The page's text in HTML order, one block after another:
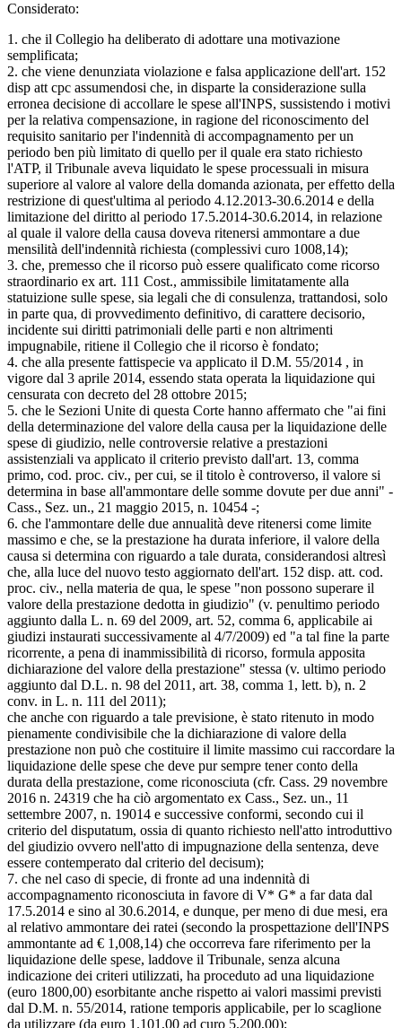
Considerato:
1. che il Collegio ha deliberato di adottare una motivazione
semplificata;
2. che viene denunziata violazione e falsa applicazione dell'art. 152
disp att cpc assumendosi che, in disparte la considerazione sulla
erronea decisione di accollare le spese all'INPS, sussistendo i motivi
per la relativa compensazione, in ragione del riconoscimento del
requisito sanitario per l'indennità di accompagnamento per un
periodo ben più limitato di quello per il quale era stato richiesto
l'ATP, il Tribunale aveva liquidato le spese processuali in misura
superiore al valore al valore della domanda azionata, per effetto della
restrizione di quest'ultima al periodo 4.12.2013-30.6.2014 e della
limitazione del diritto al periodo 17.5.2014-30.6.2014, in relazione
al quale il valore della causa doveva ritenersi ammontare a due
mensilità dell'indennità richiesta (complessivi curo 1008,14);
3. che, premesso che il ricorso può essere qualificato come ricorso
straordinario ex art. 111 Cost., ammissibile limitatamente alla
statuizione sulle spese, sia legali che di consulenza, trattandosi, solo
in parte qua, di provvedimento definitivo, di carattere decisorio,
incidente sui diritti patrimoniali delle parti e non altrimenti
impugnabile, ritiene il Collegio che il ricorso è fondato;
4. che alla presente fattispecie va applicato il D.M. 55/2014 , in
vigore dal 3 aprile 2014, essendo stata operata la liquidazione qui
censurata con decreto del 28 ottobre 2015;
5. che le Sezioni Unite di questa Corte hanno affermato che "ai fini
della determinazione del valore della causa per la liquidazione delle
spese di giudizio, nelle controversie relative a prestazioni
assistenziali va applicato il criterio previsto dall'art. 13, comma
primo, cod. proc. civ., per cui, se il titolo è controverso, il valore si
determina in base all'ammontare delle somme dovute per due anni" -
Cass., Sez. un., 21 maggio 2015, n. 10454 -;
6. che l'ammontare delle due annualità deve ritenersi come limite
massimo e che, se la prestazione ha durata inferiore, il valore della
causa si determina con riguardo a tale durata, considerandosi altresì
che, alla luce del nuovo testo aggiornato dell'art. 152 disp. att. cod.
proc. civ., nella materia de qua, le spese "non possono superare il
valore della prestazione dedotta in giudizio" (v. penultimo periodo
aggiunto dalla L. n. 69 del 2009, art. 52, comma 6, applicabile ai
giudizi instaurati successivamente al 4/7/2009) ed "a tal fine la parte
ricorrente, a pena di inammissibilità di ricorso, formula apposita
dichiarazione del valore della prestazione" stessa (v. ultimo periodo
aggiunto dal D.L. n. 98 del 2011, art. 38, comma 1, lett. b), n. 2
conv. in L. n. 111 del 2011);
che anche con riguardo a tale previsione, è stato ritenuto in modo
pienamente condivisibile che la dichiarazione di valore della
prestazione non può che costituire il limite massimo cui raccordare la
liquidazione delle spese che deve pur sempre tener conto della
durata della prestazione, come riconosciuta (cfr. Cass. 29 novembre
2016 n. 24319 che ha ciò argomentato ex Cass., Sez. un., 11
settembre 2007, n. 19014 e successive conformi, secondo cui il
criterio del disputatum, ossia di quanto richiesto nell'atto introduttivo
del giudizio ovvero nell'atto di impugnazione della sentenza, deve
essere contemperato dal criterio del decisum);
7. che nel caso di specie, di fronte ad una indennità di
accompagnamento riconosciuta in favore di V* G* a far data dal
17.5.2014 e sino al 30.6.2014, e dunque, per meno di due mesi, era
al relativo ammontare dei ratei (secondo la prospettazione dell'INPS
ammontante ad € 1,008,14) che occorreva fare riferimento per la
liquidazione delle spese, laddove il Tribunale, senza alcuna
indicazione dei criteri utilizzati, ha proceduto ad una liquidazione
(euro 1800,00) esorbitante anche rispetto ai valori massimi previsti
dal D.M. n. 55/2014, ratione temporis applicabile, per lo scaglione
da utilizzare (da euro 1.101,00 ad curo 5.200,00);